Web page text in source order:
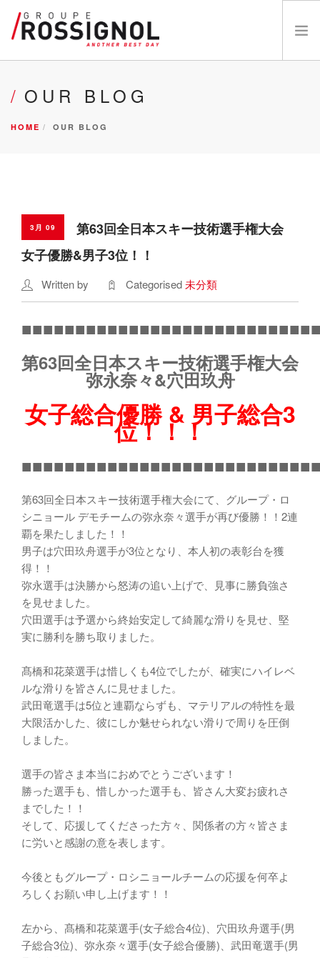
ABOUT US
INNOVATIONS
お問い合わせ
OUR BLOG
HOME OUR BLOG
3月 09
第63回全日本スキー技術選手権大会
女子優勝&男子3位！！
Written by Categorised未分類
第63回全日本スキー技術選手権大会
弥永奈々&穴田玖舟
女子総合優勝 & 男子総合3
位！！！
第63回全日本スキー技術選手権大会にて、グループ・ロ
シニョール デモチームの弥永奈々選手が再び優勝！！2連
覇を果たしました！！
男子は穴田玖舟選手が3位となり、本人初の表彰台を獲
得！！
弥永選手は決勝から怒涛の追い上げで、見事に勝負強さ
を見せました。
穴田選手は予選から終始安定して綺麗な滑りを見せ、堅
実に勝利を勝ち取りました。
髙橋和花菜選手は惜しくも4位でしたが、確実にハイレベ
ルな滑りを皆さんに見せました。
武田竜選手は5位と連覇ならずも、マテリアルの特性を最
大限活かした、彼にしか魅せられない滑りで周りを圧倒
しました。
選手の皆さま本当におめでとうございます！
勝った選手も、惜しかった選手も、皆さん大変お疲れさ
までした！！
そして、応援してくださった方々、関係者の方々皆さま
に労いと感謝の意を表します。
今後ともグループ・ロシニョールチームの応援を何卒よ
ろしくお願い申し上げます！！
左から、髙橋和花菜選手(女子総合4位)、穴田玖舟選手(男
子総合3位)、弥永奈々選手(女子総合優勝)、武田竜選手(男